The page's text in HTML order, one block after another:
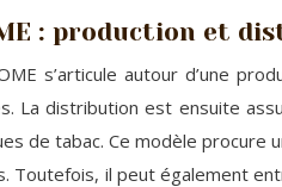
: production et
s’articule autour d’une
La distribution est ensuite
de tabac. Ce modèle
Toutefois, il peut également